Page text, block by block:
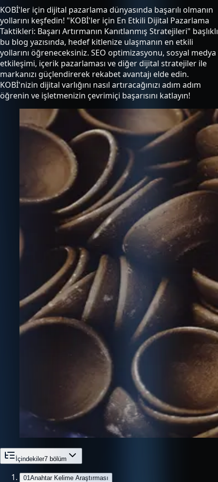
KOBİ'ler için dijital pazarlama dünyasında başarılı olmanın
yollarını keşfedin! "KOBİ'ler için En Etkili Dijital Pazarlama
Taktikleri: Başarı Artırmanın Kanıtlanmış Stratejileri" başlıklı
bu blog yazısında, hedef kitlenize ulaşmanın en etkili
yollarını öğreneceksiniz. SEO optimizasyonu, sosyal medya
etkileşimi, içerik pazarlaması ve diğer dijital stratejiler ile
markanızı güçlendirerek rekabet avantajı elde edin.
KOBİ'nizin dijital varlığını nasıl artıracağınızı adım adım
öğrenin ve işletmenizin çevrimiçi başarısını katlayın!
İçindekiler7 bölüm
01 Anahtar Kelime Araştırması